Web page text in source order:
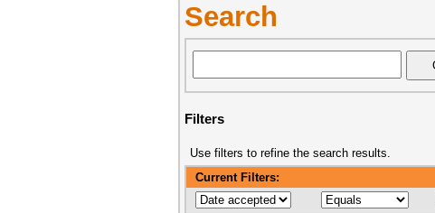
Search
Filters
Use filters to refine the search results.
Current Filters: